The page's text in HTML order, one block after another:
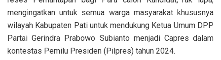
mengingatkan untuk semua warga masyarakat khususnya
wilayah Kabupaten Pati untuk mendukung Ketua Umum DPP
Partai Gerindra Prabowo Subianto menjadi Capres dalam
kontestas Pemilu Presiden (Pilpres) tahun 2024.